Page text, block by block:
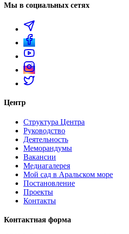
Мы в социальных сетях
Центр
Структура Центра
Руководство
Деятельность
Меморандумы
Вакансии
Медиагалерея
Мой сад в Аральском море
Постановление
Проекты
Контакты
Контактная форма